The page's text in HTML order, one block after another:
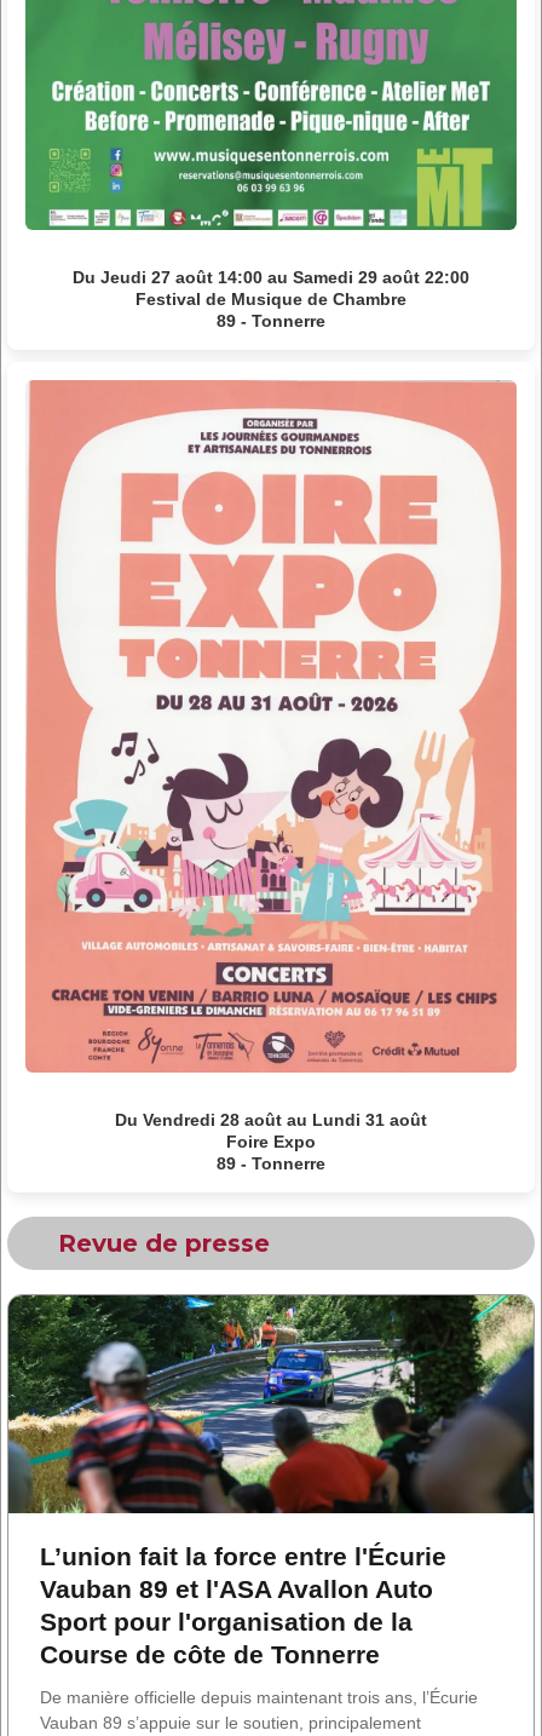
Du Jeudi 27 août 14:00 au Samedi 29 août 22:00
Festival de Musique de Chambre
89 - Tonnerre
Du Vendredi 28 août au Lundi 31 août
Foire Expo
89 - Tonnerre
Revue de presse
L’union fait la force entre l'Écurie
Vauban 89 et l'ASA Avallon Auto
Sport pour l'organisation de la
Course de côte de Tonnerre
De manière officielle depuis maintenant trois ans, l’Écurie
Vauban 89 s’appuie sur le soutien, principalement